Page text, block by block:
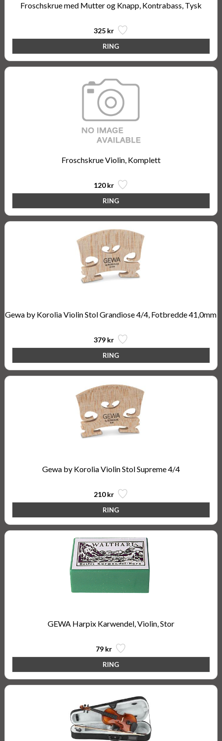
Froschskrue med Mutter og Knapp, Kontrabass, Tysk
325 kr
Froschskrue Violin, Komplett
120 kr
Gewa by Korolia Violin Stol Grandiose 4/4, Fotbredde 41,0mm
379 kr
Gewa by Korolia Violin Stol Supreme 4/4
210 kr
GEWA Harpix Karwendel, Violin, Stor
79 kr